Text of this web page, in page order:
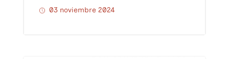
03 noviembre 2024